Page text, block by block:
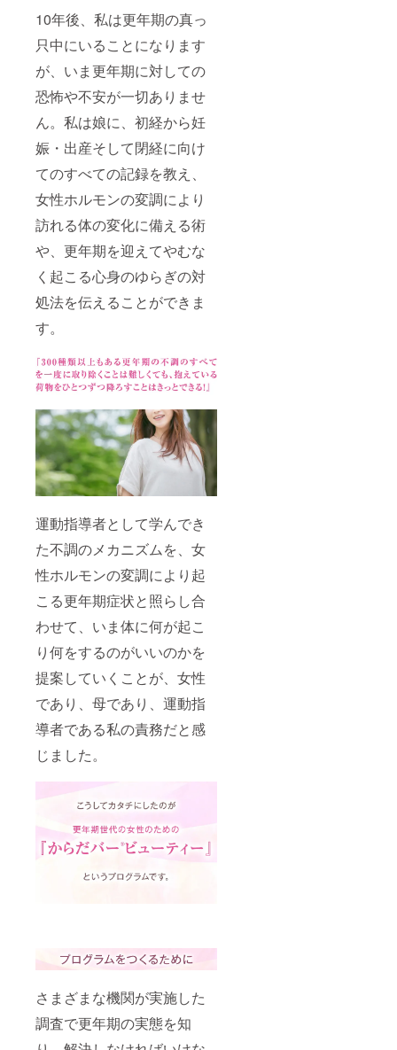
10年後、私は更年期の真っ
只中にいることになります
が、いま更年期に対しての
恐怖や不安が一切ありませ
ん。私は娘に、初経から妊
娠・出産そして閉経に向け
てのすべての記録を教え、
女性ホルモンの変調により
訪れる体の変化に備える術
や、更年期を迎えてやむな
く起こる心身のゆらぎの対
処法を伝えることができま
す。
運動指導者として学んでき
た不調のメカニズムを、女
性ホルモンの変調により起
こる更年期症状と照らし合
わせて、いま体に何が起こ
り何をするのがいいのかを
提案していくことが、女性
であり、母であり、運動指
導者である私の責務だと感
じました。
さまざまな機関が実施した
調査で更年期の実態を知